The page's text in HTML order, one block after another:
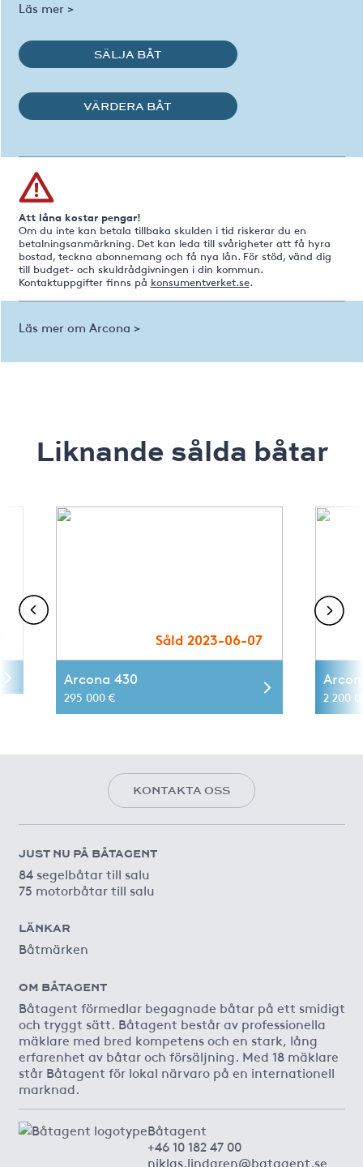
Läs mer >
SÄLJA BÅT
VÄRDERA BÅT
Att låna kostar pengar!
Om du inte kan betala tillbaka skulden i tid riskerar du en
betalningsanmärkning. Det kan leda till svårigheter att få hyra
bostad, teckna abonnemang och få nya lån. För stöd, vänd dig
till budget- och skuldrådgivningen i din kommun.
Kontaktuppgifter finns på konsumentverket.se.
Läs mer om Arcona >
Liknande sålda båtar
Såld 2023-06-07
Arcona 430
295 000 € 2 200
KONTAKTA OSS
JUST NU PÅ BÅTAGENT
84 segelbåtar till salu
75 motorbåtar till salu
LÄNKAR
Båtmärken
OM BÅTAGENT
Båtagent förmedlar begagnade båtar på ett smidigt
och tryggt sätt. Båtagent består av professionella
mäklare med bred kompetens och en stark, lång
erfarenhet av båtar och försäljning. Med 18 mäklare
står Båtagent för lokal närvaro på en internationell
marknad.
Båtagent
+46 10 182 47 00
niklas.lindgren@batagent.se